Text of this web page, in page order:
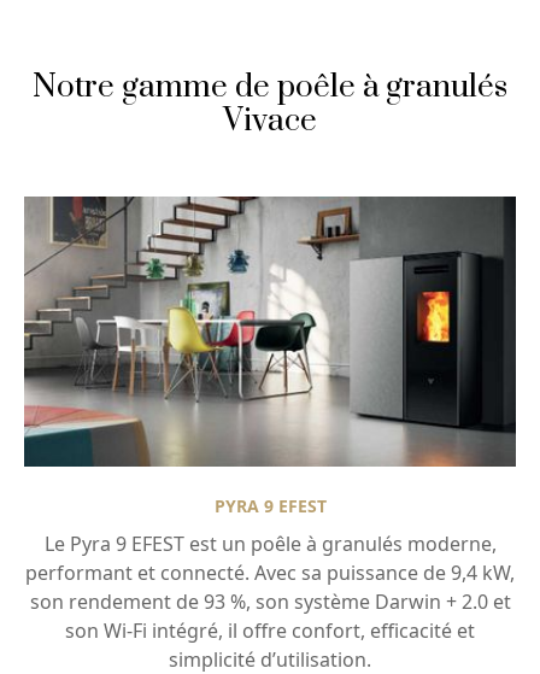
Notre gamme de poêle à granulés
Vivace
PYRA 9 EFEST
Le Pyra 9 EFEST est un poêle à granulés moderne,
performant et connecté. Avec sa puissance de 9,4 kW,
son rendement de 93 %, son système Darwin + 2.0 et
son Wi-Fi intégré, il offre confort, efficacité et
simplicité d’utilisation.